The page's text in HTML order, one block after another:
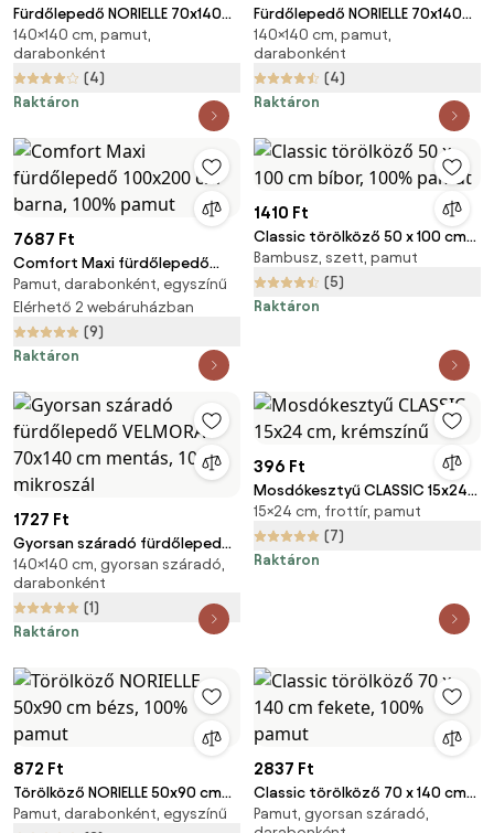
Fürdőlepedő NORIELLE 70x140
cm világoskék, 100% pamut
140×140 cm, pamut,
darabonként
(4)
Raktáron
Fürdőlepedő NORIELLE 70x140
cm világosszürke, 100% pamut
140×140 cm, pamut,
darabonként
(4)
Raktáron
7687 Ft
Comfort Maxi fürdőlepedő
100x200 cm barna, 100%
pamut
Pamut, darabonként, egyszínű
Elérhető 2 webáruházban
(9)
Raktáron
1410 Ft
Classic törölköző 50 x 100 cm
bíbor, 100% pamut
Bambusz, szett, pamut
(5)
Raktáron
1727 Ft
Gyorsan száradó fürdőlepedő
VELMORA 70x140 cm mentás,
100% mikroszál
140×140 cm, gyorsan száradó,
darabonként
(1)
Raktáron
396 Ft
Mosdókesztyű CLASSIC 15x24
cm, krémszínű
15×24 cm, frottír, pamut
(7)
Raktáron
872 Ft
Törölköző NORIELLE 50x90 cm
bézs, 100% pamut
Pamut, darabonként, egyszínű
2837 Ft
Classic törölköző 70 x 140 cm
fekete, 100% pamut
Pamut, gyorsan száradó,